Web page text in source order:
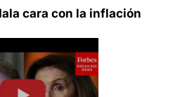
cara con la inflación